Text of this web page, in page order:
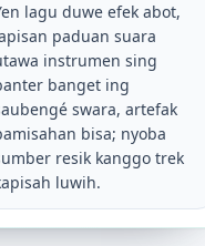
lagu duwe efek abot,
paduan suara
instrumen sing
banget ing
swara, artefak
bisa; nyoba
resik kanggo trek
luwih.